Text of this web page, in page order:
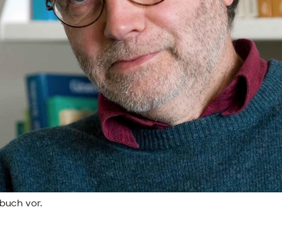
vor.